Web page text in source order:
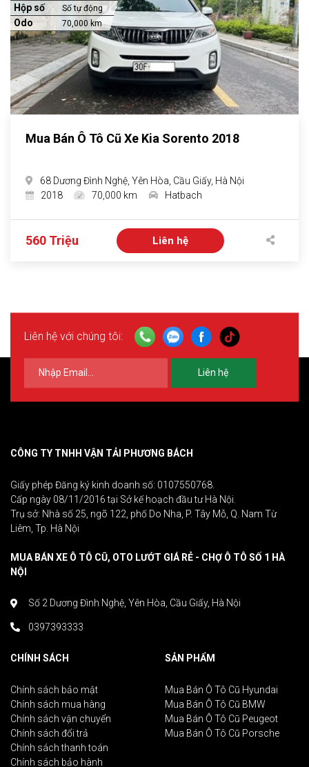
Hộp số Số tự động
Odo 70,000 km
Mua Bán Ô Tô Cũ Xe Kia Sorento 2018
68 Dương Đình Nghệ, Yên Hòa, Cầu Giấy, Hà Nội
2018
70,000 km Hatbach
560 Triệu Liên hệ
Liên hệ với chúng tôi:
Liên hệ
CÔNG TY TNHH VẬN TẢI PHƯƠNG BÁCH
Giấy phép Đăng ký kinh doanh số: 0107550768.
Cấp ngày 08/11/2016 tại Sở kế hoạch đầu tư Hà Nội.
Trụ sở: Nhà số 25, ngõ 122, phố Do Nha, P. Tây Mỗ, Q. Nam Từ
Liêm, Tp. Hà Nội
MUA BÁN XE Ô TÔ CŨ, OTO LƯỚT GIÁ RẺ - CHỢ Ô TÔ SỐ 1 HÀ
NỘI
Số 2 Dương Đình Nghệ, Yên Hòa, Cầu Giấy, Hà Nội
0397393333
CHÍNH SÁCH
Chính sách bảo mật
Chính sách mua hàng
Chính sách vận chuyển
Chính sách đổi trả
Chính sách thanh toán
Chính sách bảo hành
SẢN PHẨM
Mua Bán Ô Tô Cũ Hyundai
Mua Bán Ô Tô Cũ BMW
Mua Bán Ô Tô Cũ Peugeot
Mua Bán Ô Tô Cũ Porsche